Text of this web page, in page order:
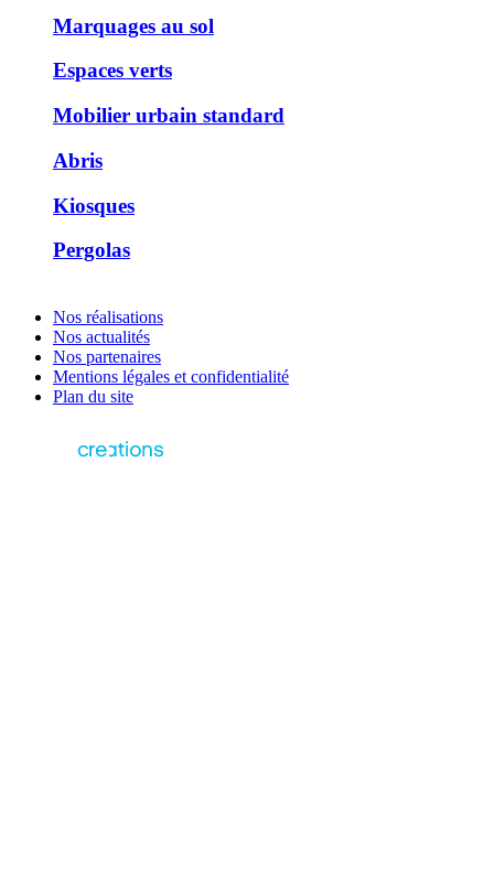
Marquages au sol
Espaces verts
Mobilier urbain standard
Abris
Kiosques
Pergolas
Nos réalisations
Nos actualités
Nos partenaires
Mentions légales et confidentialité
Plan du site